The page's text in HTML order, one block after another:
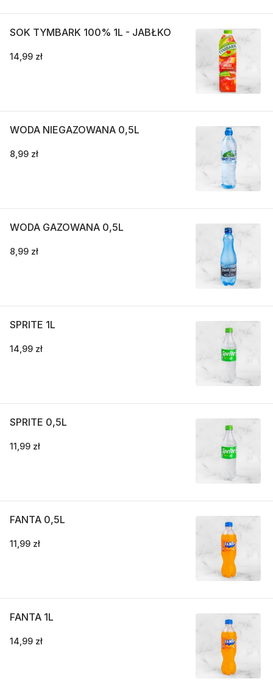
SOK TYMBARK 100% 1L - JABŁKO
14,99 zł
WODA NIEGAZOWANA 0,5L
8,99 zł
WODA GAZOWANA 0,5L
8,99 zł
SPRITE 1L
14,99 zł
SPRITE 0,5L
11,99 zł
FANTA 0,5L
11,99 zł
FANTA 1L
14,99 zł